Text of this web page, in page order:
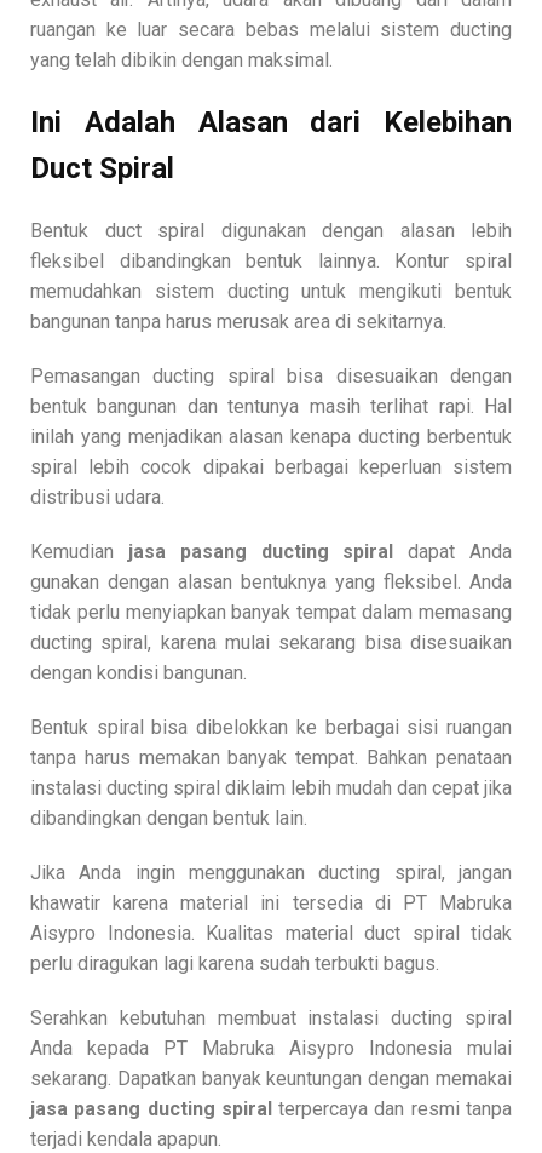
ruangan ke luar secara bebas melalui sistem ducting
yang telah dibikin dengan maksimal.
Ini Adalah Alasan dari Kelebihan
Duct Spiral
Bentuk duct spiral digunakan dengan alasan lebih
fleksibel dibandingkan bentuk lainnya. Kontur spiral
memudahkan sistem ducting untuk mengikuti bentuk
bangunan tanpa harus merusak area di sekitarnya.
Pemasangan ducting spiral bisa disesuaikan dengan
bentuk bangunan dan tentunya masih terlihat rapi. Hal
inilah yang menjadikan alasan kenapa ducting berbentuk
spiral lebih cocok dipakai berbagai keperluan sistem
distribusi udara.
Kemudian jasa pasang ducting spiral
dapat Anda
gunakan dengan alasan bentuknya yang fleksibel. Anda
tidak perlu menyiapkan banyak tempat dalam memasang
ducting spiral, karena mulai sekarang bisa disesuaikan
dengan kondisi bangunan.
Bentuk spiral bisa dibelokkan ke berbagai sisi ruangan
tanpa harus memakan banyak tempat. Bahkan penataan
instalasi ducting spiral diklaim lebih mudah dan cepat jika
dibandingkan dengan bentuk lain.
Jika Anda ingin menggunakan ducting spiral, jangan
khawatir karena material ini tersedia di PT Mabruka
Aisypro Indonesia. Kualitas material duct spiral tidak
perlu diragukan lagi karena sudah terbukti bagus.
Serahkan kebutuhan membuat instalasi ducting spiral
Anda kepada PT Mabruka Aisypro Indonesia mulai
sekarang. Dapatkan banyak keuntungan dengan memakai
jasa pasang ducting spiral terpercaya dan resmi tanpa
terjadi kendala apapun.